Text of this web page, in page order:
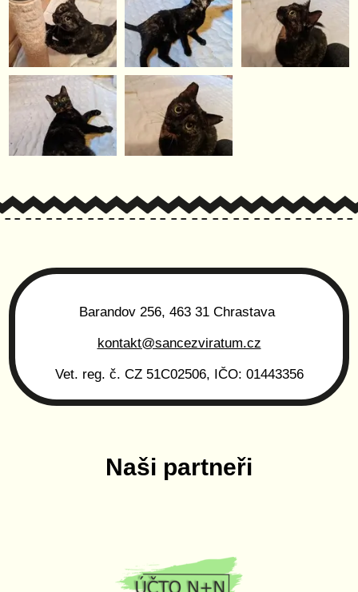
Barandov 256, 463 31 Chrastava
kontakt@sancezviratum.cz
Vet. reg. č. CZ 51C02506, IČO: 01443356
Naši partneři